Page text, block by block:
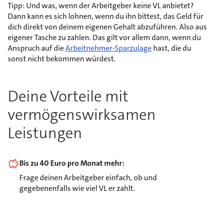
Tipp: Und was, wenn der Arbeitgeber keine VL anbietet?
Dann kann es sich lohnen, wenn du ihn bittest, das Geld für
dich direkt von deinem eigenen Gehalt abzuführen. Also aus
eigener Tasche zu zahlen. Das gilt vor allem dann, wenn du
Anspruch auf dieArbeitnehmer-Sparzulagehast, die du
sonst nicht bekommen würdest.
Deine Vorteile mit
vermögenswirksamen
Leistungen
Bis zu 40 Euro pro Monat mehr:
Frage deinen Arbeitgeber einfach, ob und
gegebenenfalls wie viel VL er zahlt.